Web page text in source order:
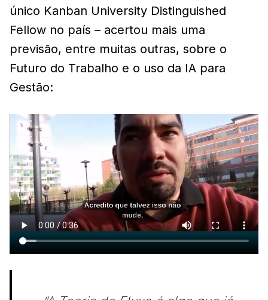
único Kanban University Distinguished
Fellow no país – acertou mais uma
previsão, entre muitas outras, sobre o
Futuro do Trabalho e o uso da IA para
Gestão: